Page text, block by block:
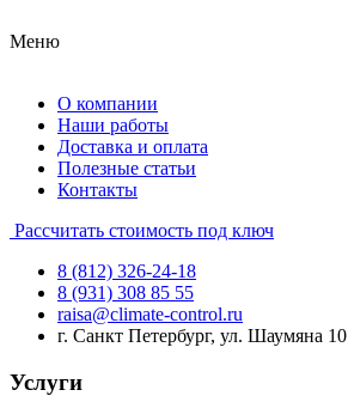
Меню
О компании
Наши работы
Доставка и оплата
Полезные статьи
Контакты
Рассчитать стоимость под ключ
8 (812) 326-24-18
8 (931) 308 85 55
raisa@climate-control.ru
г. Санкт Петербург, ул. Шаумяна 10
Услуги